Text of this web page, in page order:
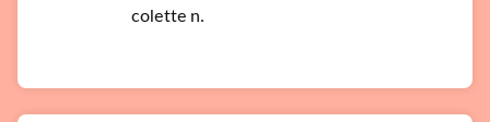
colette n.